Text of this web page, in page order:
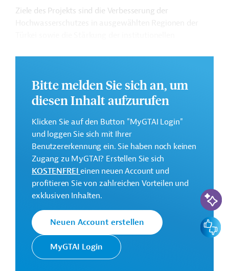
Ziele des Projekts sind die Verbesserung der
Die Durchführung des Projekts ist geplant bis Dezember
2031.
finden Sie auf derWebseite der Weltbankgruppe
und im Originaldokument, das zum Download
bereitsteht.
GTAI informiert über die Weltbankgruppe
Schwerpunkte, Regularien und praktische Hinweise zur
Geschäftsanbahnung.
Gesamtkosten:
600 Millionen US-Dollar
Geberbeitrag:
600 Millionen US-Dollar (IBRD, Darlehen)
Bitte melden Sie sich an, um
diesen Inhalt aufzurufen
Klicken Sie auf den Button "MyGTAI Login"
und loggen Sie sich mit Ihrer
Benutzererkennung ein. Sie haben noch keinen
Zugang zu MyGTAI? Erstellen Sie sich
KOSTENFREIeinen neuen Account und
profitieren Sie von zahlreichen Vorteilen und
exklusiven Inhalten.
Neuen Account erstellen
MyGTAI Login
KI-